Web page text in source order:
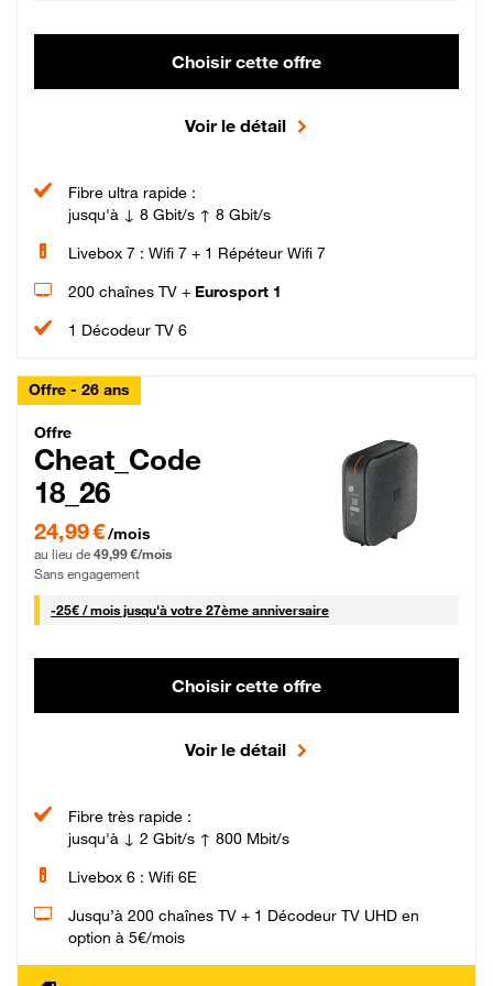
Choisir cette offre
Voir le détail
Fibre ultra rapide :
jusqu'à ↓ 8 Gbit/s ↑ 8 Gbit/s
Livebox 7 : Wifi 7 + 1 Répéteur Wifi 7
200 chaînes TV + Eurosport 1
1 Décodeur TV 6
Offre - 26 ans
Cheat_Code Fibre_18_26
Offre
Cheat_Code
18_26
24,99 € par mois pendant 0 mois puis 49,99 € par mois, Sans engagement
24,99 €/mois
au lieu de 49,99 €/mois
Sans engagement
-25€ / mois25 € par mois
jusqu'à votre 27ème anniversaire
Choisir cette offre
Voir le détail
Fibre très rapide :
jusqu'à ↓ 2 Gbit/s ↑ 800 Mbit/s
Livebox 6 : Wifi 6E
Jusqu’à 200 chaînes TV + 1 Décodeur TV UHD en
option à 5€/mois